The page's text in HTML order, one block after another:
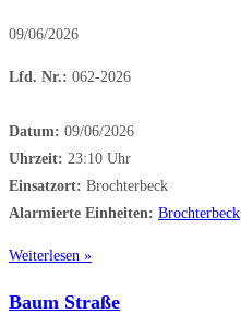
09/06/2026
Lfd. Nr.: 062-2026
Datum: 09/06/2026
Uhrzeit: 23:10 Uhr
Einsatzort: Brochterbeck
Alarmierte Einheiten: Brochterbeck
Weiterlesen »
Baum Straße